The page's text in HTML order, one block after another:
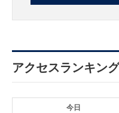
アクセスランキング
今日